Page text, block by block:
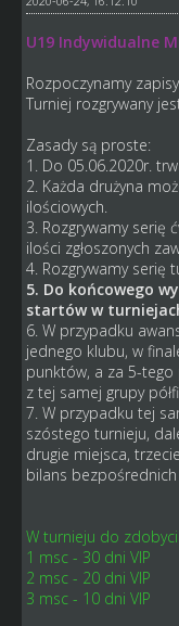
U19 Indywidualne
Rozpoczynamy
Turniej rozgrywany
Zasady są proste:
1. Do 05.06.2020r.
2. Każda drużyna
ilościowych.
3. Rozgrywamy serię
ilości zgłoszonych
4. Rozgrywamy serię
5. Do końcowego
startów w
6. W przypadku
jednego klubu, w
punktów, a za 5-tego
z tej samej grupy
7. W przypadku tej
szóstego turnieju,
drugie miejsca,
bilans
W turnieju do
1 msc - 30 dni VIP
2 msc - 20 dni VIP
3 msc - 10 dni VIP